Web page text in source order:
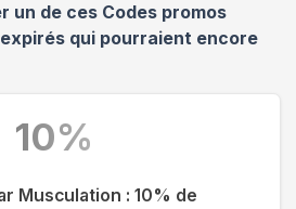
un de ces Codes promos
expirés qui pourraient encore
Musculation : 10% de
10%